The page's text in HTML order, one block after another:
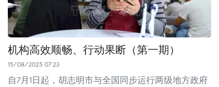
机构高效顺畅、行动果断（第一期）
15/08/2025 07:23
自7月1日起，胡志明市与全国同步运行两级地方政府